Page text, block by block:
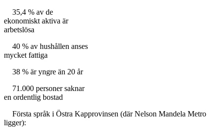
35,4 % av de
ekonomiskt aktiva är
arbetslösa
40 % av hushållen anses
mycket fattiga
38 % är yngre än 20 år
71.000 personer saknar
en ordentlig bostad
Första språk i Östra Kapprovinsen (där Nelson Mandela Metro
ligger):